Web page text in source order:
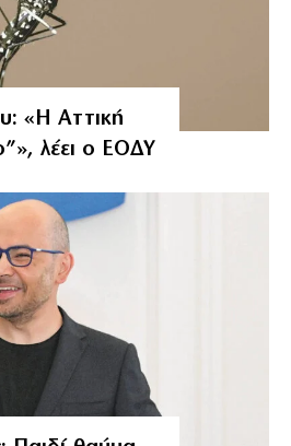
«Η Αττική
λέει ο ΕΟΔΥ